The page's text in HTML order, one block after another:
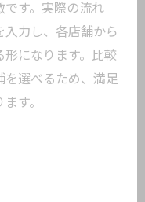
です。実際の流れ
力し、各店舗から
になります。比較
選べるため、満足
す。